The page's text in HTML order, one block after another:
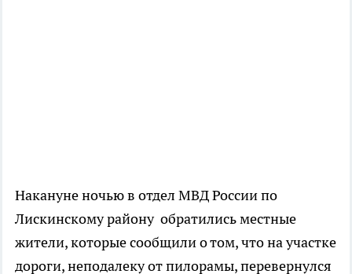
Накануне ночью в отдел МВД России по
Лискинскому району обратились местные
жители, которые сообщили о том, что на участке
дороги, неподалеку от пилорамы, перевернулся